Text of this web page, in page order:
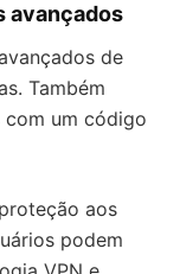
avançados
de
Também
um código
aos
podem